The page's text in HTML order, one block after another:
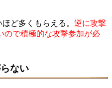
ど多くもらえる。 逆に攻撃
ので積極的な攻撃参加が必
ない